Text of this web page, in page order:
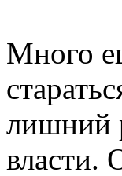
Много
лишний
власти.